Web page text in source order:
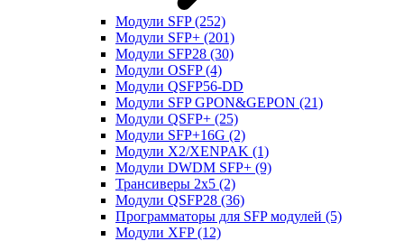
Модули SFP(252)
Модули SFP+ (201)
Модули SFP28 (30)
Модули OSFP(4)
Модули QSFP56-DD
Модули SFP GPON&GEPON (21)
Модули QSFP+ (25)
Модули SFP+16G (2)
Модули X2/XENPAK (1)
Модули DWDM SFP+ (9)
Трансиверы 2x5 (2)
Модули QSFP28 (36)
Программаторы для SFP модулей (5)
Модули XFP(12)